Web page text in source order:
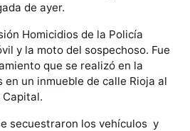
de ayer.
Homicidios de la Policía
y la moto del sospechoso. Fue
que se realizó en la
en un inmueble de calle Rioja al
Capital.
secuestraron los vehículos y